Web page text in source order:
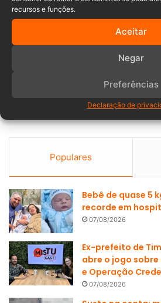
recursos e funções.
Aceitar
Negar
Preferências
Declaração de
Populares
Bebê de quase 5
recorde em
07/08/2026
Ex-prefeito de
abre o jogo
e Operação
07/08/2026